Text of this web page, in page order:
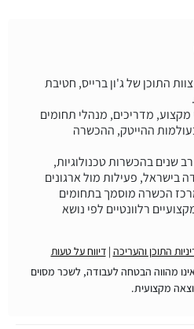
התוכן של ג'ון ברייס, חטיבת
מקצוע, מדריכים, מנהלי תחומים
ההייטק, ההכשרה
שנים בהכשרות טכנולוגיות,
בישראל, פעילות מול ארגונים
הכשרה מוסמך בתחומים
רלוונטיים לפי נושא
התוכן והעריכה |דיווח על טעות
מהווה הבטחה לעבודה, לשכר מסוים
מקצועית.